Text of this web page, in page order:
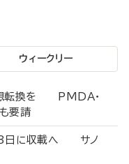
ウィークリー
想転換を PMDA・
要請
13日に収載へ サノ